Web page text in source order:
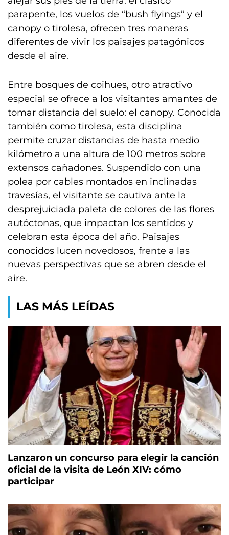
parapente, los vuelos de “bush flyings” y el
canopy o tirolesa, ofrecen tres maneras
diferentes de vivir los paisajes patagónicos
desde el aire.
Entre bosques de coihues, otro atractivo
especial se ofrece a los visitantes amantes de
tomar distancia del suelo: el canopy. Conocida
también como tirolesa, esta disciplina
permite cruzar distancias de hasta medio
kilómetro a una altura de 100 metros sobre
extensos cañadones. Suspendido con una
polea por cables montados en inclinadas
travesías, el visitante se cautiva ante la
desprejuiciada paleta de colores de las flores
autóctonas, que impactan los sentidos y
celebran esta época del año. Paisajes
conocidos lucen novedosos, frente a las
nuevas perspectivas que se abren desde el
aire.
LAS MÁS LEÍDAS
Lanzaron un concurso para elegir la canción
oficial de la visita de León XIV: cómo
participar